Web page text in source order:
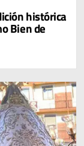
histórica
Bien de